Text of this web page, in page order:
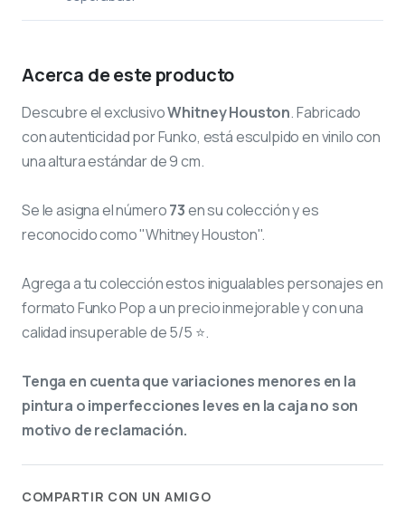
Acerca de este producto
Descubre el exclusivoWhitney Houston. Fabricado
con autenticidad por Funko, está esculpido en vinilo con
una altura estándar de 9 cm.
Se le asigna el número73en su colección y es
reconocido como "Whitney Houston".
Agrega a tu colección estos inigualables personajes en
formato Funko Pop a un precio inmejorable y con una
calidad insuperable de 5/5 ⭐.
Tenga en cuenta que variaciones menores en la
pintura o imperfecciones leves en la caja no son
motivo de reclamación.
COMPARTIR CON UN AMIGO